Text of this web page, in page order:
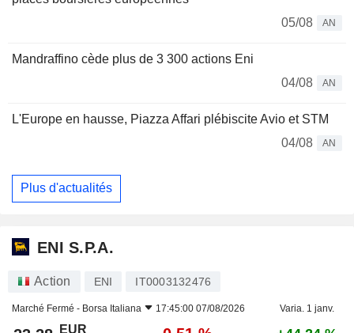
05/08
AN
Mandraffino cède plus de 3 300 actions Eni
04/08
AN
L'Europe en hausse, Piazza Affari plébiscite Avio et STM
04/08
AN
Plus d'actualités
ENI S.P.A.
Action ENI IT0003132476
Marché Fermé - Borsa Italiana 17:45:00 07/08/2026 Varia. 1 janv.
EUR